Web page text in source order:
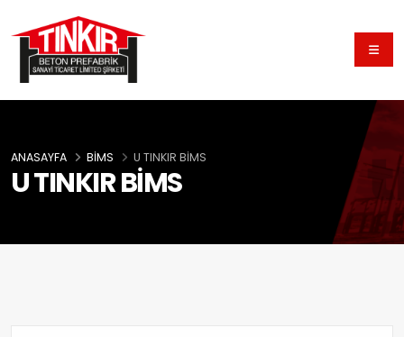
U TINKIR BİMS
ANASAYFA BİMS U TINKIR BİMS